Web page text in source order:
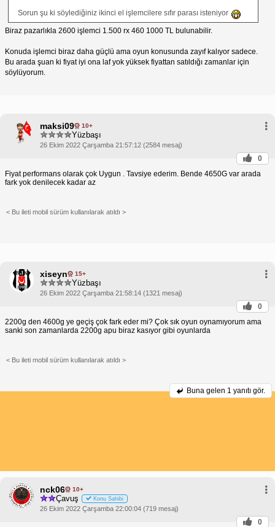
Sorun şu ki söylediğiniz ikinci el işlemcilere sıfır parası isteniyor
Biraz pazarlıkla 2600 işlemci 1.500 rx 460 1000 TL bulunabilir.
Konuda işlemci biraz daha güçlü ama oyun konusunda zayıf kalıyor sadece.
Bu arada şuan ki fiyat iyi ona laf yok yüksek fiyattan satıldığı zamanlar için
söylüyorum.
maksi09 10+
Yüzbaşı
26 Ekim 2022 Çarşamba 21:57:12 (2584 mesaj)
0
Fiyat performans olarak çok Uygun . Tavsiye ederim. Bende 4650G var arada
fark yok denilecek kadar az
< Bu ileti mobil sürüm kullanılarak atıldı >
xiseyn 15+
Yüzbaşı
26 Ekim 2022 Çarşamba 21:58:14 (1321 mesaj)
0
2200g den 4600g ye geçiş çok fark eder mi? Çok sık oyun oynamıyorum ama
sanki son zamanlarda 2200g apu biraz kasıyor gibi oyunlarda
< Bu ileti mobil sürüm kullanılarak atıldı >
Buna gelen 1 yanıtı gör.
nck06 10+
Çavuş Konu Sahibi
26 Ekim 2022 Çarşamba 22:00:04 (719 mesaj)
0